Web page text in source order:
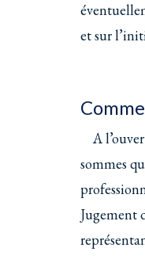
et sur
A
sommes
Jugement